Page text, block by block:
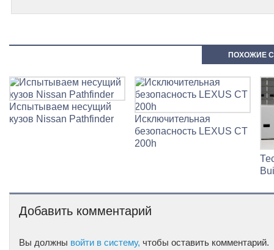
ПОХОЖИЕ
Испытываем несущий
кузов Nissan Pathfinder
Исключительная
безопасность LEXUS CT
200h
Добавить комментарий
Вы должны войти в систему, чтобы оставить комментарий.